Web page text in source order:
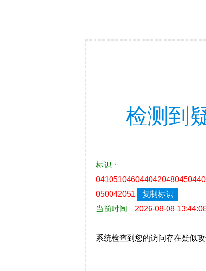
检测到
标识：
050042051
复制标识
当前时间： 2026-08-08
系统检查到您的访问存在疑似